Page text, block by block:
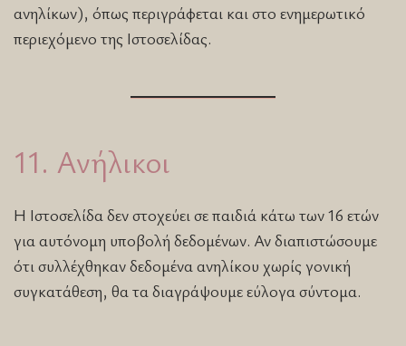
ανηλίκων), όπως περιγράφεται και στο ενημερωτικό
περιεχόμενο της Ιστοσελίδας.
11. Ανήλικοι
Η Ιστοσελίδα δεν στοχεύει σε παιδιά κάτω των 16 ετών
για αυτόνομη υποβολή δεδομένων. Αν διαπιστώσουμε
ότι συλλέχθηκαν δεδομένα ανηλίκου χωρίς γονική
συγκατάθεση, θα τα διαγράψουμε εύλογα σύντομα.